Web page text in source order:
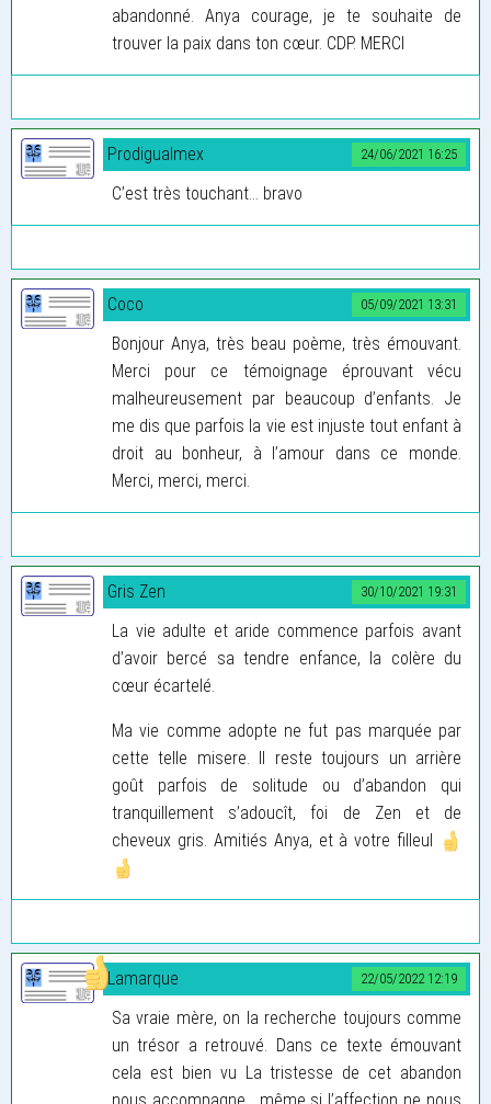
abandonné. Anya courage, je te souhaite de
trouver la paix dans ton cœur. CDP. MERCI
24/06/2021 16:25
Prodigualmex
C’est très touchant... bravo
05/09/2021 13:31
Coco
Bonjour Anya, très beau poème, très émouvant.
Merci pour ce témoignage éprouvant vécu
malheureusement par beaucoup d’enfants. Je
me dis que parfois la vie est injuste tout enfant à
droit au bonheur, à l’amour dans ce monde.
Merci, merci, merci.
30/10/2021 19:31
Gris Zen
La vie adulte et aride commence parfois avant
d’avoir bercé sa tendre enfance, la colère du
cœur écartelé.
Ma vie comme adopte ne fut pas marquée par
cette telle misere. Il reste toujours un arrière
goût parfois de solitude ou d’abandon qui
tranquillement s’adoucît, foi de Zen et de
cheveux gris. Amitiés Anya, et à votre filleul
22/05/2022 12:19
Lamarque
Sa vraie mère, on la recherche toujours comme
un trésor a retrouvé. Dans ce texte émouvant
cela est bien vu La tristesse de cet abandon
nous accompagne , même si l’affection ne nous